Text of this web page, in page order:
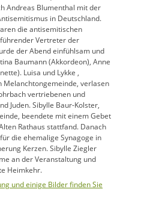
Andreas Blumenthal mit der
in Deutschland.
die antisemitischen
Vertreter der
der Abend einfühlsam und
Baumann (Akkordeon), Anne
Luisa und Lykke ,
Melanchtongemeinde, verlasen
vertriebenen und
Juden. Sibylle Baur-Kolster,
beendete mit einem Gebet
Rathaus stattfand. Danach
die ehemalige Synagoge in
Kerzen. Sibylle Ziegler
an der Veranstaltung und
Heimkehr.
und einige Bilder finden Sie